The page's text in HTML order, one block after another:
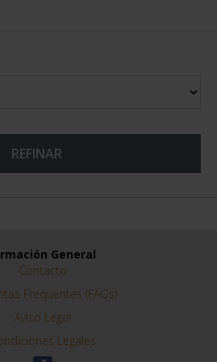
REFINAR
General
Contacto
Frequentes (FAQs)
Aviso Legal
Legales